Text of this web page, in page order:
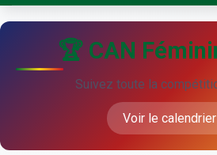
🏆 CAN
Suivez toute la
Voir le